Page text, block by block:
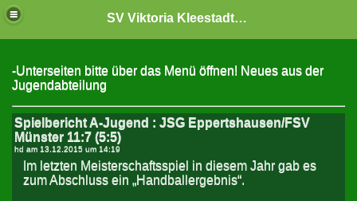
SV Viktoria Kleestadt "Jugendabteilung"
-Unterseiten bitte über das Menü öffnen! Neues aus der
Jugendabteilung
Spielbericht A-Jugend : JSG Eppertshausen/FSV
Münster 11:7 (5:5)
hd am 13.12.2015 um 14:19
Im letzten Meisterschaftsspiel in diesem Jahr gab es
zum Abschluss ein „Handballergebnis“.